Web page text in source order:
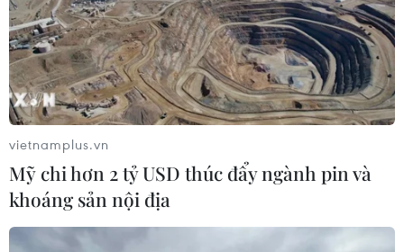
vietnamplus.vn
Mỹ chi hơn 2 tỷ USD thúc đẩy ngành pin và
khoáng sản nội địa